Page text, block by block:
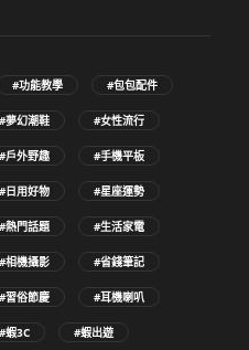
#功能教學 #包包配件
#夢幻潮鞋 #女性流行
#戶外野趣 #手機平板
#日用好物 #星座運勢
#熱門話題 #生活家電
#相機攝影 #省錢筆記
#習俗節慶 #耳機喇叭
#蝦3C #蝦出遊